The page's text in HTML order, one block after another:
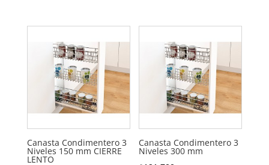
Canasta Condimentero 3
Niveles 150 mm CIERRE
LENTO
Canasta Condimentero 3
Niveles 300 mm